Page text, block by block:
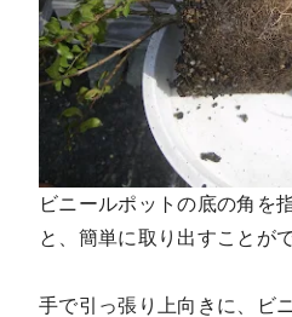
ビニールポットの底の角を
と、簡単に取り出すことが
手で引っ張り上向きに、ビ